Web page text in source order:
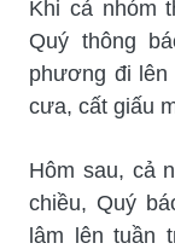
Khi cả nhóm
Quý thông
phương đi
cưa, cất giấu
Hôm sau, cả
chiều, Quý
lâm lên tuần